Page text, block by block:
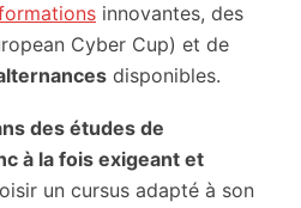
innovantes, des
Cyber Cup) et de
disponibles.
des études de
à la fois exigeant et
un cursus adapté à son